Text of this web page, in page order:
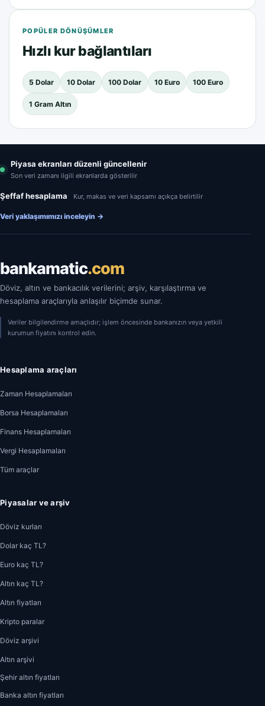
POPÜLER DÖNÜŞÜMLER
Hızlı kur bağlantıları
5 Dolar 10 Dolar 100 Dolar 10 Euro 100 Euro
1 Gram Altın
Piyasa ekranları düzenli güncellenir
Son veri zamanı ilgili ekranlarda gösterilir
Şeffaf hesaplama Kur, makas ve veri kapsamı açıkça belirtilir
Veri yaklaşımımızı inceleyin →
bankamatic.com
Döviz, altın ve bankacılık verilerini; arşiv, karşılaştırma ve
hesaplama araçlarıyla anlaşılır biçimde sunar.
Veriler bilgilendirme amaçlıdır; işlem öncesinde bankanızın veya yetkili
kurumun fiyatını kontrol edin.
Hesaplama araçları
Zaman Hesaplamaları
Borsa Hesaplamaları
Finans Hesaplamaları
Vergi Hesaplamaları
Tüm araçlar
Piyasalar ve arşiv
Döviz kurları
Dolar kaç TL?
Euro kaç TL?
Altın kaç TL?
Altın fiyatları
Kripto paralar
Döviz arşivi
Altın arşivi
Şehir altın fiyatları
Banka altın fiyatları